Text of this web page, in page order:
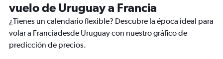
vuelo de Uruguay a Francia
¿Tienes un calendario flexible? Descubre la época ideal para
volar a Franciadesde Uruguay con nuestro gráfico de
predicción de precios.